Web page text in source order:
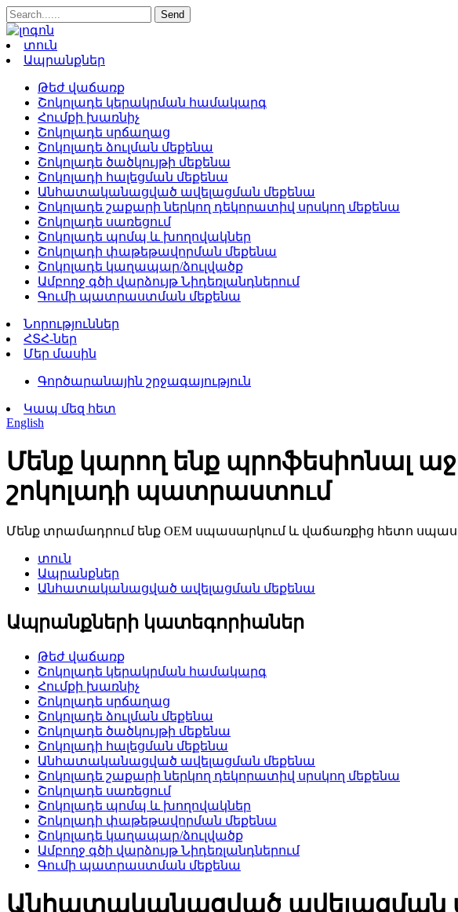
տուն
Ապրանքներ
Թեժ վաճառք
Շոկոլադե կերակրման համակարգ
Հումքի խառնիչ
Շոկոլադե սրճաղաց
Շոկոլադե ձուլման մեքենա
Շոկոլադե ծածկույթի մեքենա
Շոկոլադի հալեցման մեքենա
Անհատականացված ավելացման մեքենա
Շոկոլադե շաքարի ներկող դեկորատիվ սրսկող մեքենա
Շոկոլադե սառեցում
Շոկոլադե պոմպ և խողովակներ
Շոկոլադի փաթեթավորման մեքենա
Շոկոլադե կաղապար/ձուլվածք
Ամբողջ գծի վարձույթ Նիդեռլանդներում
Գումի պատրաստման մեքենա
Նորություններ
ՀՏՀ-ներ
Մեր մասին
Գործարանային շրջագայություն
Կապ մեզ հետ
English
Մենք կարող ենք պրոֆեսիոնալ
շոկոլադի պատրաստում
Մենք տրամադրում ենք OEM սպասարկում և վաճառքից հետո
տուն
Ապրանքներ
Անհատականացված ավելացման մեքենա
Ապրանքների կատեգորիաներ
Թեժ վաճառք
Շոկոլադե կերակրման համակարգ
Հումքի խառնիչ
Շոկոլադե սրճաղաց
Շոկոլադե ձուլման մեքենա
Շոկոլադե ծածկույթի մեքենա
Շոկոլադի հալեցման մեքենա
Անհատականացված ավելացման մեքենա
Շոկոլադե շաքարի ներկող դեկորատիվ սրսկող մեքենա
Շոկոլադե սառեցում
Շոկոլադե պոմպ և խողովակներ
Շոկոլադի փաթեթավորման մեքենա
Շոկոլադե կաղապար/ձուլվածք
Ամբողջ գծի վարձույթ Նիդեռլանդներում
Գումի պատրաստման մեքենա
Անհատականացված ավելացման